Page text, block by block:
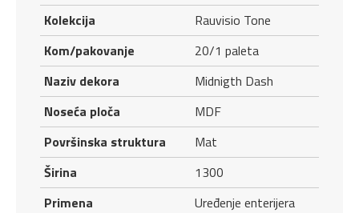
Kolekcija
Rauvisio Tone
Kom/pakovanje
20/1 paleta
Naziv dekora
Midnigth Dash
Noseća ploča
MDF
Površinska struktura
Mat
Širina
1300
Primena
Uređenje enterijera